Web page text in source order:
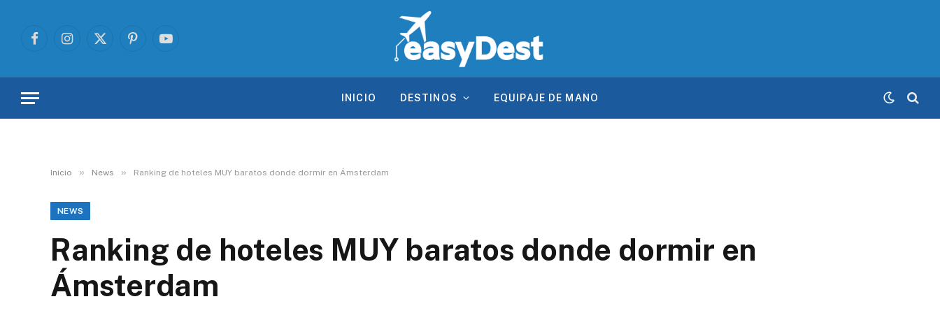
FacebookInstagram
X
PinterestYouTube
INICIO DESTINOS EQUIPAJE DE MANO
Inicio » News » Ranking de hoteles MUY baratos donde dormir en Ámsterdam
NEWS
Ranking de hoteles MUY baratos donde dormir en
Ámsterdam